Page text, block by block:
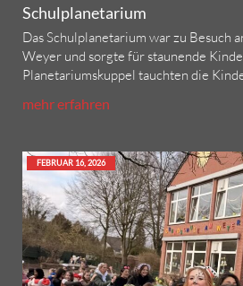
Schulplanetarium
Das Schulplanetarium war zu Besuch
Weyer und sorgte für staunende
Planetariumskuppel tauchten die
mehr erfahren
FEBRUAR 16, 2026